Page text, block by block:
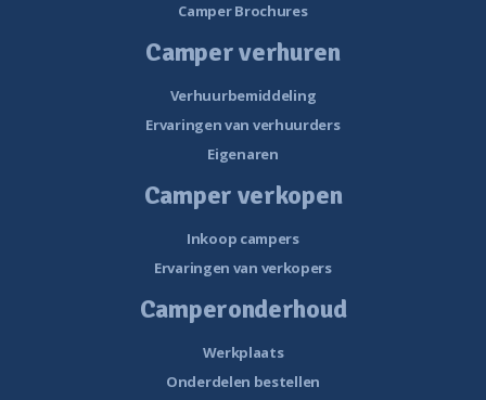
Camper Brochures
Camper verhuren
Verhuurbemiddeling
Ervaringen van verhuurders
Eigenaren
Camper verkopen
Inkoop campers
Ervaringen van verkopers
Camperonderhoud
Werkplaats
Onderdelen bestellen